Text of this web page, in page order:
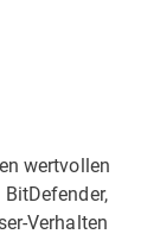
wertvollen
Verhalten